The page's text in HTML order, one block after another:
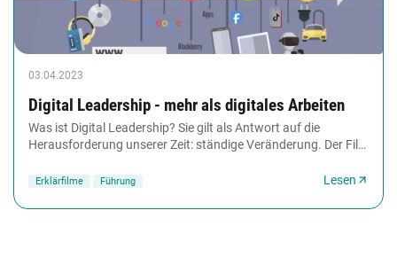
03.04.2023
Digital Leadership - mehr als digitales Arbeiten
Was ist Digital Leadership? Sie gilt als Antwort auf die
Herausforderung unserer Zeit: ständige Veränderung. Der Film
Erklärfilme Führung Lesen